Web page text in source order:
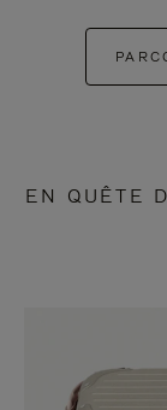
EN QUÊTE